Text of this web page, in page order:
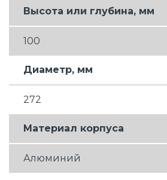
Высота или глубина, мм
100
Диаметр, мм
272
Материал корпуса
Алюминий